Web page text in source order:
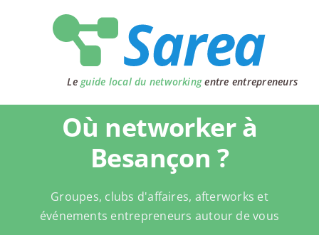
Le guide local du networkingentre entrepreneurs
Où networker à
Besançon ?
Groupes, clubs d'affaires, afterworks et
événements entrepreneurs autour de vous